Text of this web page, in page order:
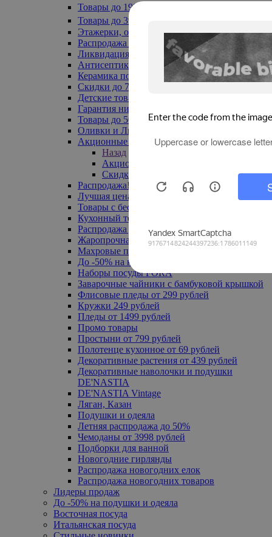
Товары до 199₽
Товары до 399₽
Этажерки, обувницы
Распродажа текстиля до -50%
Ликвидация до -70%
Антисептики
Керамика по 129 руб
Скидки до 70%
Детские товары
Гарантия низкой цены
Товары до 500 руб
Оливки и Лимоны
Акционные товары
Назад
Акционные товары
Скидка 20% по промокоду
Распродажа! Ульяновск до -70%
Лучшая цена
Товары с бесплатной доставкой
Кухонный текстиль
Распродажа до -50%
Жаропрочная посуда
Махровые полотенца
До -50% на ковры
Наборы посуды FORA
Заварочные чайники с бамбуковой крышкой
Флисовые пледы от 299 рублей
Кружки 249 рублей
Пледы от 1499 рублей
Промо товары
Простыни от 799 рублей
Полотенце кухонное от 69 рублей
Декоративные растения от 439 рублей
Декоративные наволочки и подушки
DE'NASTIA
DE'NASTIA Vintage
Ляган, Казан
Подушки и одеяла
Летняя распродажа до 50%
Чемоданы от 3998 рублей
Подборки для ванной
Новогодние гирлянды
Распродажа новогодних елок
Распродажа новогодних товаров
Лидеры продаж
До -50% на подушки и одеяла
Восточная посуда
Итальянская посуда